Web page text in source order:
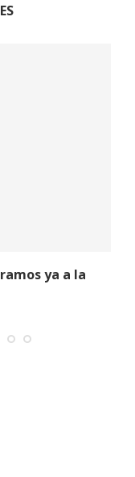
ya a la